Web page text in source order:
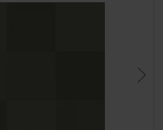
Next